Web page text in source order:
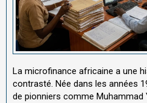
La microfinance africaine a une
contrasté. Née dans les années
de pionniers comme Muhammad